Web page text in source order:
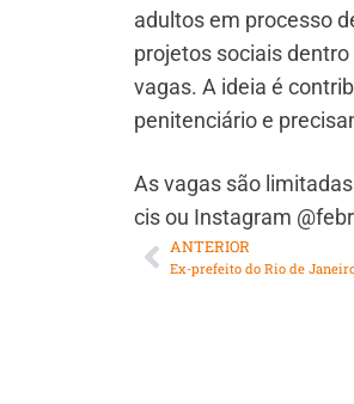
adultos em processo
projetos sociais
vagas. A ideia é
penitenciário e
As vagas são
cis ou Instagram
ANTERIOR
Ex-prefeito do Rio de